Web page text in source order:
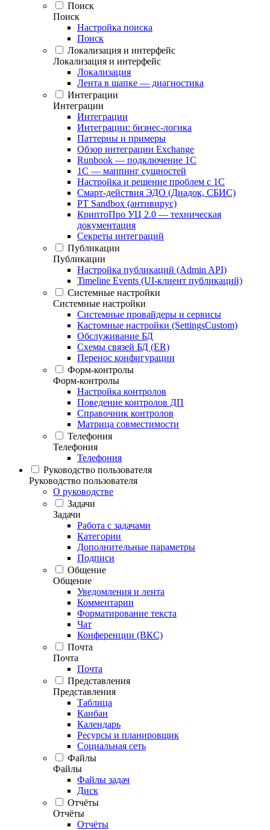
Поиск
Поиск
Настройка поиска
Поиск
Локализация и интерфейс
Локализация и интерфейс
Локализация
Лента в шапке — диагностика
Интеграции
Интеграции
Интеграции
Интеграции: бизнес-логика
Паттерны и примеры
Обзор интеграции Exchange
Runbook — подключение 1С
1С — маппинг сущностей
Настройка и решение проблем с 1С
Смарт-действия ЭДО (Диадок, СБИС)
PT Sandbox (антивирус)
КриптоПро УЦ 2.0 — техническая
документация
Секреты интеграций
Публикации
Публикации
Настройка публикаций (Admin API)
Timeline Events (UI-клиент публикаций)
Системные настройки
Системные настройки
Системные провайдеры и сервисы
Кастомные настройки (SettingsCustom)
Обслуживание БД
Схемы связей БД (ER)
Перенос конфигурации
Форм-контролы
Форм-контролы
Настройка контролов
Поведение контролов ДП
Справочник контролов
Матрица совместимости
Телефония
Телефония
Телефония
Руководство пользователя
Руководство пользователя
О руководстве
Задачи
Задачи
Работа с задачами
Категории
Дополнительные параметры
Подписи
Общение
Общение
Уведомления и лента
Комментарии
Форматирование текста
Чат
Конференции (ВКС)
Почта
Почта
Почта
Представления
Представления
Таблица
Канбан
Календарь
Ресурсы и планировщик
Социальная сеть
Файлы
Файлы
Файлы задач
Диск
Отчёты
Отчёты
Отчёты